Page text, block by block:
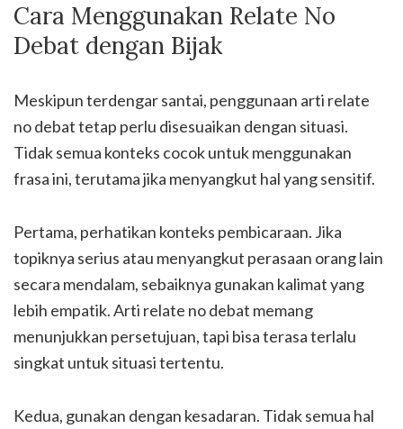
Cara Menggunakan Relate No
Debat dengan Bijak
Meskipun terdengar santai, penggunaan arti relate
no debat tetap perlu disesuaikan dengan situasi.
Tidak semua konteks cocok untuk menggunakan
frasa ini, terutama jika menyangkut hal yang sensitif.
Pertama, perhatikan konteks pembicaraan. Jika
topiknya serius atau menyangkut perasaan orang lain
secara mendalam, sebaiknya gunakan kalimat yang
lebih empatik. Arti relate no debat memang
menunjukkan persetujuan, tapi bisa terasa terlalu
singkat untuk situasi tertentu.
Kedua, gunakan dengan kesadaran. Tidak semua hal